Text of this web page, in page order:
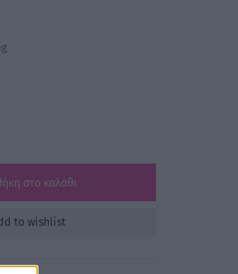
στο καλάθι
to wishlist